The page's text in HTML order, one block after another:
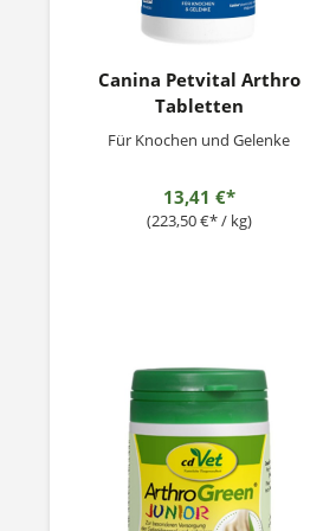
Canina Petvital Arthro
Tabletten
Für Knochen und Gelenke
13,41 €*
(223,50 €* / kg)